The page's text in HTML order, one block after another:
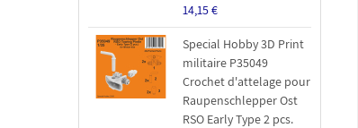
14,15 €
Special Hobby 3D Print
militaire P35049
Crochet d'attelage pour
Raupenschlepper Ost
RSO Early Type 2 pcs.